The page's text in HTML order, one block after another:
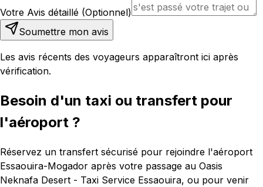
Votre Avis détaillé (Optionnel)
Soumettre mon avis
Les avis récents des voyageurs apparaîtront ici après
vérification.
Besoin d'un taxi ou transfert pour
l'aéroport ?
Réservez un transfert sécurisé pour rejoindre l'aéroport
Essaouira-Mogador après votre passage au Oasis
Neknafa Desert - Taxi Service Essaouira, ou pour venir